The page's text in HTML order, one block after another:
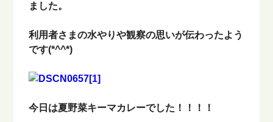
ました。
利用者さまの水やりや観察の思いが伝わったよう
です(*^^*)
今日は夏野菜キーマカレーでした！！！！